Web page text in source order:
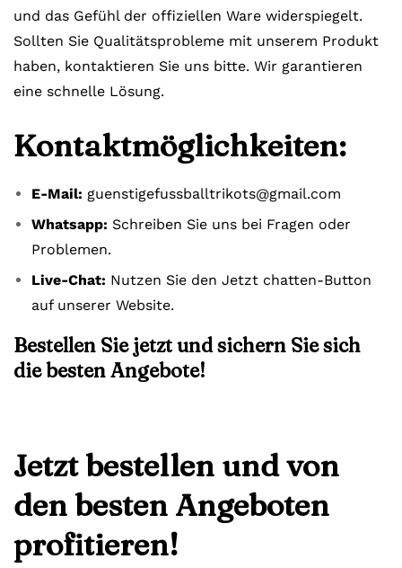
und das Gefühl der offiziellen Ware widerspiegelt.
Sollten Sie Qualitätsprobleme mit unserem Produkt
haben, kontaktieren Sie uns bitte. Wir garantieren
eine schnelle Lösung.
Kontaktmöglichkeiten:
E-Mail: guenstigefussballtrikots@gmail.com
Whatsapp: Schreiben Sie uns bei Fragen oder
Problemen.
Live-Chat: Nutzen Sie den Jetzt chatten-Button
auf unserer Website.
Bestellen Sie jetzt und sichern Sie sich
die besten Angebote!
Jetzt bestellen und von
den besten Angeboten
profitieren!